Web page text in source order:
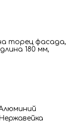
торец фасада,
180 мм,
Нержавейка